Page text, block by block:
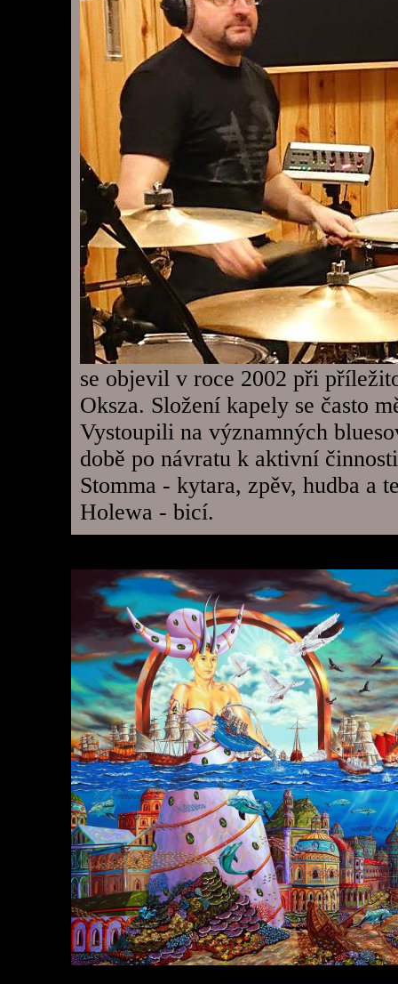
se objevil v roce 2002 při
Oksza. Složení kapely se často
Vystoupili na významných
době po návratu k aktivní
Stomma - kytara, zpěv, hudba a
Holewa - bicí.